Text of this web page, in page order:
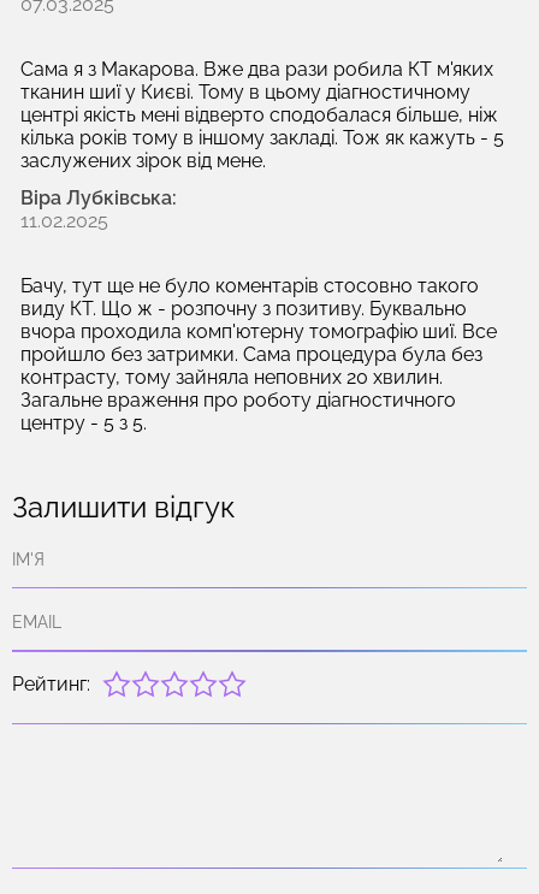
Сама я з Макарова. Вже два рази робила КТ м'яких
тканин шиї у Києві. Тому в цьому діагностичному
центрі якість мені відверто сподобалася більше, ніж
кілька років тому в іншому закладі. Тож як кажуть - 5
заслужених зірок від мене.
Віра Лубківська:
11.02.2025
Бачу, тут ще не було коментарів стосовно такого
виду КТ. Що ж - розпочну з позитиву. Буквально
вчора проходила комп'ютерну томографію шиї. Все
пройшло без затримки. Сама процедура була без
контрасту, тому зайняла неповних 20 хвилин.
Загальне враження про роботу діагностичного
центру - 5 з 5.
Залишити відгук
Рейтинг: